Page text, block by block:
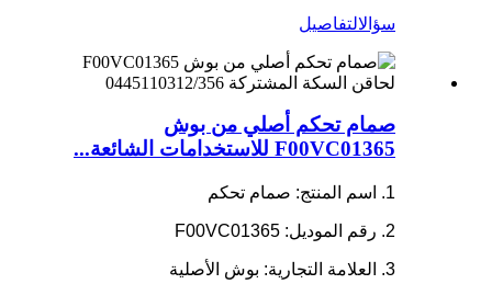
سؤالالتفاصيل
صمام تحكم أصلي من بوش
F00VC01365 للاستخدامات الشائعة...
1. اسم المنتج: صمام تحكم
2. رقم الموديل: F00VC01365
3. العلامة التجارية: بوش الأصلية